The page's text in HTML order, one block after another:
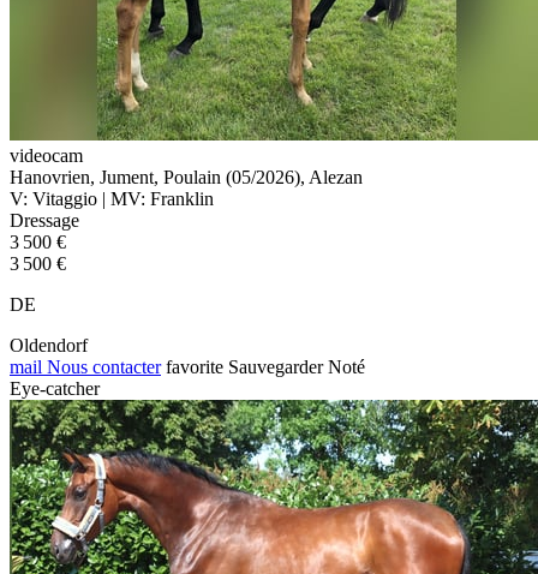
videocam
Hanovrien, Jument, Poulain (05/2026), Alezan
V: Vitaggio | MV: Franklin
Dressage
3 500 €
3 500 €
DE
Oldendorf
mail Nous contacter favorite Sauvegarder Noté
Eye-catcher